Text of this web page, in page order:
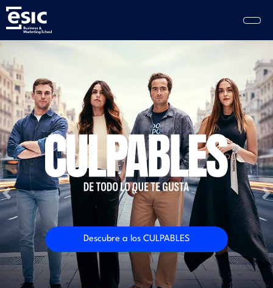
Pasar
contenido
principal
navigation
Previous
Descubre a los CULPABLES